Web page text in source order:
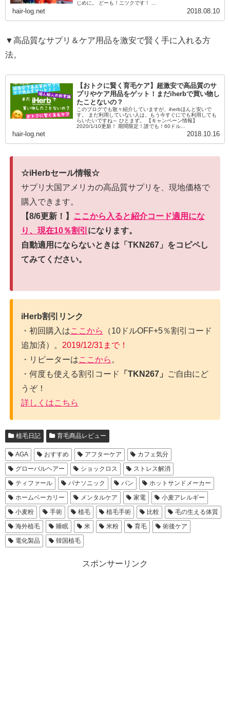
じめに。 どーも！ニツクです！ ...
hair-log.net 2018.08.10
▼高品質なサプリ＆ケア用品を激安で賢く手に入れる方
法。
【おトクに賢く育毛ケア】超激安で高品質のサ
プリやケア用品をゲット！まだiherbで買い物し
たことないの？
このブログでも散々紹介していますが、iherbほんと安いで
す。 まだ利用していない人は、もう今すぐにでも利用しても
らいたいですね～ ひとまず。 【キャンペーン情報】
2020/1/10更新！ 期間限定！誰でも！60ドル...
hair-log.net 2018.10.16
☆iHerbセール情報☆
サプリ大国アメリカの高品質サプリを、現地価格で
購入できます。
【8/6更新！】
ここから入ると紹介コード適用にな
り、現在10％割引 になります。
自動適用にならないときは「TKN267」をコピペし
てみてください。
iHerb割引リンク
・初回購入はここから （10ドルOFF+5％割引コード
追加済）。 2019/12/31まで！
・リピーターはここから 。
・何度も使える割引コード 「TKN267」
ご自由にど
うぞ！
詳しくはこちら
植毛日記 育毛商品レビュー
AGA おすすめ アフターケア
カフェ気分
グローバルヘアー
ショックロス
ストレス解消
ティファール
パナソニック パン
ホットサンドメーカー
ホームベーカリー
メンタルケア 家電
小麦アレルギー
小麦粉
手術 植毛 植毛手術 比較
毛の生える体質
海外植毛
睡眠 米 米粉 育毛
術後ケア
電化製品
韓国植毛
スポンサーリンク